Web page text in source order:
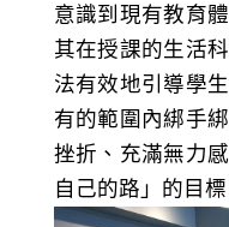
意識到現有教育
其在授課的生活
法有效地引導學
有的範圍內綁手
挫折、充滿無力
自己的路」的目標